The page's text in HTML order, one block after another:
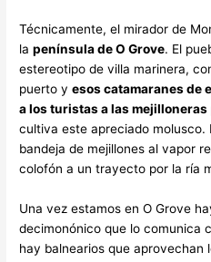
Técnicamente, el mirador de
lapenínsula de O Grove. El
estereotipo de villa marinera,
puerto yesos catamaranes de
a los turistas a las mejilloneras
cultiva este apreciado molusco.
bandeja de mejillones al vapor
colofón a un trayecto por la ría
Una vez estamos en O Grove
decimonónico que lo comunica
hay balnearios que aprovechan